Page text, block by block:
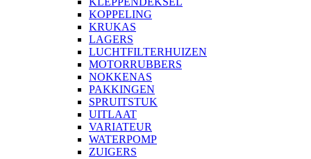
KOPPELING
KRUKAS
LAGERS
LUCHTFILTERHUIZEN
MOTORRUBBERS
NOKKENAS
PAKKINGEN
SPRUITSTUK
UITLAAT
VARIATEUR
WATERPOMP
ZUIGERS